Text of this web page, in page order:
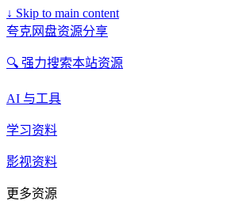
↓ Skip to main content
夸克网盘资源分享
🔍 强力搜索本站资源
AI 与工具
学习资料
影视资料
更多资源